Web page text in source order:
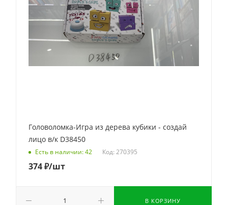
Головоломка-Игра из дерева кубики - создай
лицо в/к D38450
Есть в наличии: 42 Код: 270395
374₽/шт
В КОРЗИНУ